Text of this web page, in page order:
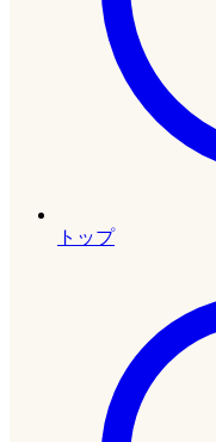
トップ